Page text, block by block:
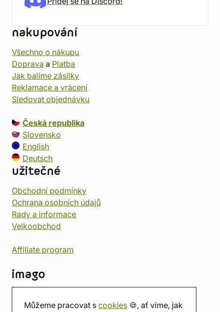
Můžeme pracovat s cookies 🍪, ať víme, jak
nakupování
Všechno o nákupu
Doprava a Platba
Jak balíme zásilky
Reklamace a vrácení
Sledovat objednávku
Česká republika
Slovensko
English
Deutsch
užitečné
Obchodní podmínky
Ochrana osobních údajů
Rady a informace
Velkoobchod
Affiliate program
imago
Prodejna